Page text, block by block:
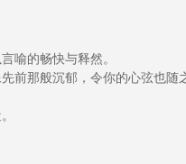
喻的畅快与释然。
那般沉郁，令你的心弦也随